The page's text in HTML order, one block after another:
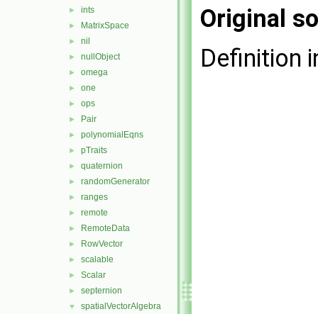
► ints
► MatrixSpace
► nil
► nullObject
► omega
► one
► ops
► Pair
► polynomialEqns
► pTraits
► quaternion
► randomGenerator
► ranges
► remote
► RemoteData
► RowVector
► scalable
► Scalar
► septernion
▼ spatialVectorAlgebra
Original
Definition